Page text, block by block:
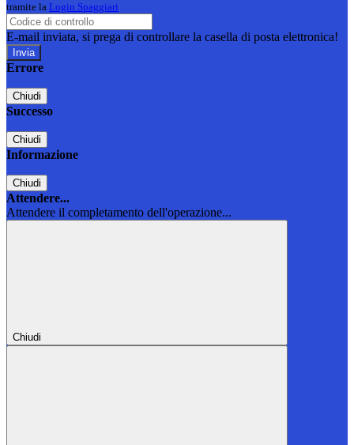
tramite la Login Spaggiari
E-mail inviata, si prega di controllare la casella di posta elettronica!
Errore
Chiudi
Successo
Chiudi
Informazione
Chiudi
Attendere...
Attendere il completamento dell'operazione...
Chiudi